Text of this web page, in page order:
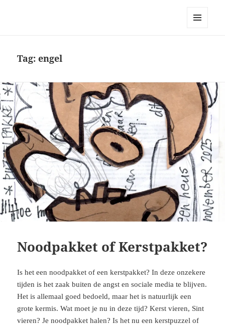
Tag:engel
Noodpakket of Kerstpakket?
Is het een noodpakket of een kerstpakket? In deze onzekere
tijden is het zaak buiten de angst en sociale media te blijven.
Het is allemaal goed bedoeld, maar het is natuurlijk een
grote kermis. Wat moet je nu in deze tijd? Kerst vieren, Sint
vieren? Je noodpakket halen? Is het nu een kerstpuzzel of